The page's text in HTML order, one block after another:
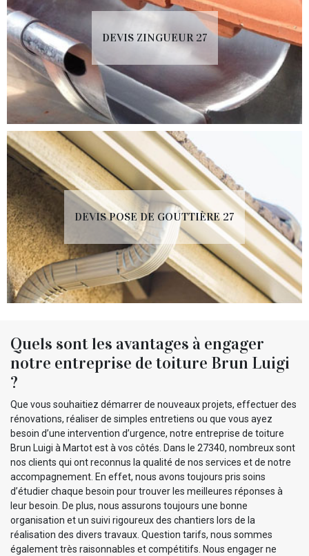
DEVIS ZINGUEUR 27
DEVIS POSE DE GOUTTIÈRE 27
Quels sont les avantages à engager
notre entreprise de toiture Brun Luigi
?
Que vous souhaitiez démarrer de nouveaux projets, effectuer des
rénovations, réaliser de simples entretiens ou que vous ayez
besoin d’une intervention d’urgence, notre entreprise de toiture
Brun Luigi à Martot est à vos côtés. Dans le 27340, nombreux sont
nos clients qui ont reconnus la qualité de nos services et de notre
accompagnement. En effet, nous avons toujours pris soins
d’étudier chaque besoin pour trouver les meilleures réponses à
leur besoin. De plus, nous assurons toujours une bonne
organisation et un suivi rigoureux des chantiers lors de la
réalisation des divers travaux. Question tarifs, nous sommes
également très raisonnables et compétitifs. Nous engager ne